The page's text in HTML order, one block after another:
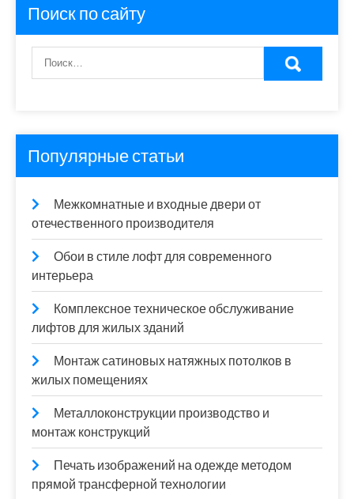
Поиск по сайту
Популярные статьи
Межкомнатные и входные двери от
отечественного производителя
Обои в стиле лофт для современного
интерьера
Комплексное техническое обслуживание
лифтов для жилых зданий
Монтаж сатиновых натяжных потолков в
жилых помещениях
Металлоконструкции производство и
монтаж конструкций
Печать изображений на одежде методом
прямой трансферной технологии